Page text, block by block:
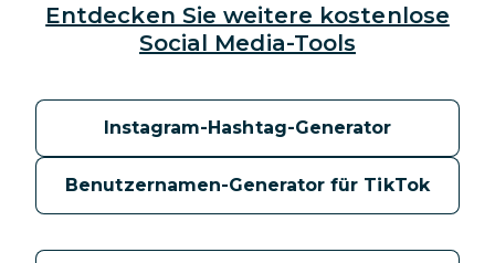
Entdecken Sie weitere kostenlose
Social Media-Tools
Instagram-Hashtag-Generator
Benutzernamen-Generator für TikTok